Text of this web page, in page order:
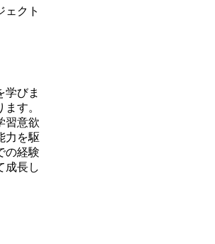
ェクト
学びま
す。
習意欲
力を駆
の経験
成長し